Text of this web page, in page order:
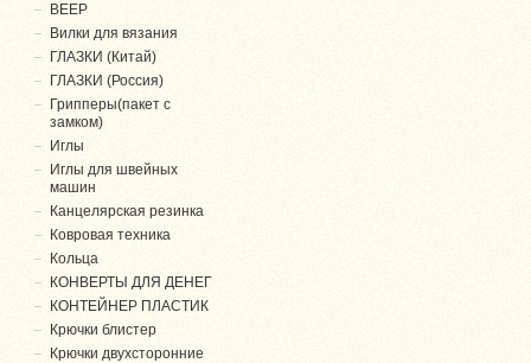
ВЕЕР
Вилки для вязания
ГЛАЗКИ (Китай)
ГЛАЗКИ (Россия)
Грипперы(пакет с
замком)
Иглы
Иглы для швейных
машин
Канцелярская резинка
Ковровая техника
Кольца
КОНВЕРТЫ ДЛЯ ДЕНЕГ
КОНТЕЙНЕР ПЛАСТИК
Крючки блистер
Крючки двухсторонние